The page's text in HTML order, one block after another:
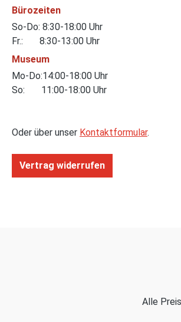
Bürozeiten
So-Do: 8:30-18:00 Uhr
Fr.: 8:30-13:00 Uhr
Museum
Mo-Do:14:00-18:00 Uhr
So: 11:00-18:00 Uhr
Oder über unser Kontaktformular.
Vertrag widerrufen
Alle